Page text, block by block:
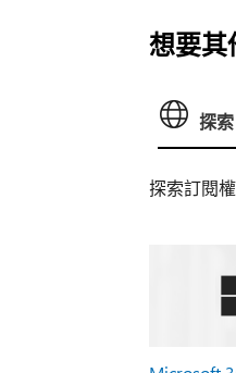
想要其
探索
探索訂閱